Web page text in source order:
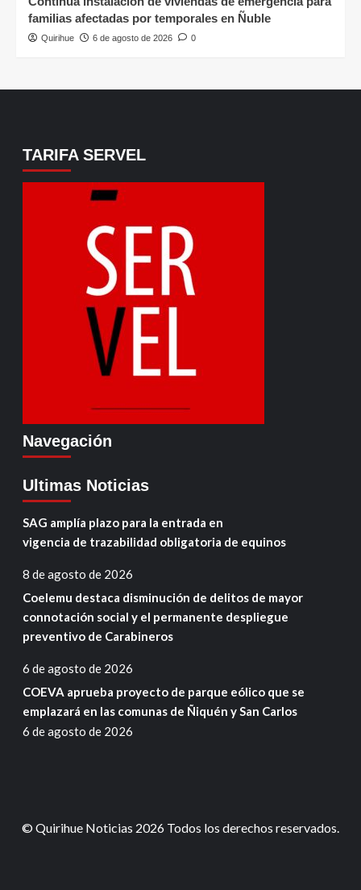
familias afectadas por temporales en Ñuble
Quirihue 6 de agosto de 2026 0
TARIFA SERVEL
Navegación
Ultimas Noticias
SAG amplía plazo para la entrada en
vigencia de trazabilidad obligatoria de equinos
8 de agosto de 2026
Coelemu destaca disminución de delitos de mayor
connotación social y el permanente despliegue
preventivo de Carabineros
6 de agosto de 2026
COEVA aprueba proyecto de parque eólico que se
emplazará en las comunas de Ñiquén y San Carlos
6 de agosto de 2026